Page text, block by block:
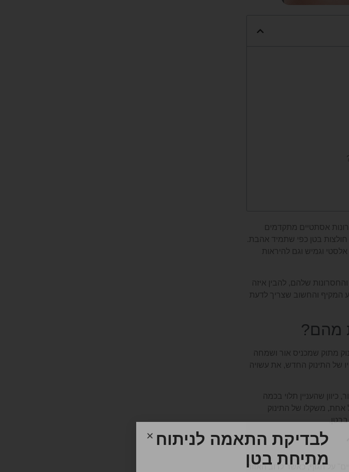
אסתטיים מתקדמים
חולצות בטן כפי שתמיד אהבת.
וגמיש וגם להיראות
שלהם, להבין איזה
המקיף והחשוב שצריך לדעת
מהם?
מתוק שמכניס אור ושמחה
של התינוק החדש, את עשויה
שהעניין תלוי בכמה
אחת, משקלו של התינוק
בבטן.
על הגוף, כאשר לרוב האזור
לבדיקת התאמה לניתוח
מתיחת בטן